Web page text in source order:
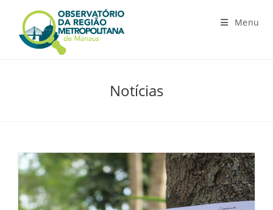
conteúdo
Menu
Notícias